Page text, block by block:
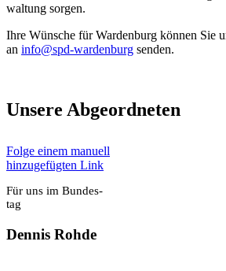
wal­tung sor­gen.
Ihre Wün­sche für War­den­burg kön­nen Sie
an info@spd-wardenburg sen­den.
Unse­re Abge­ord­ne­ten
Fol­ge einem manu­ell
hin­zu­ge­füg­ten Link
Für uns im Bun­des­
tag
Den­nis Roh­de